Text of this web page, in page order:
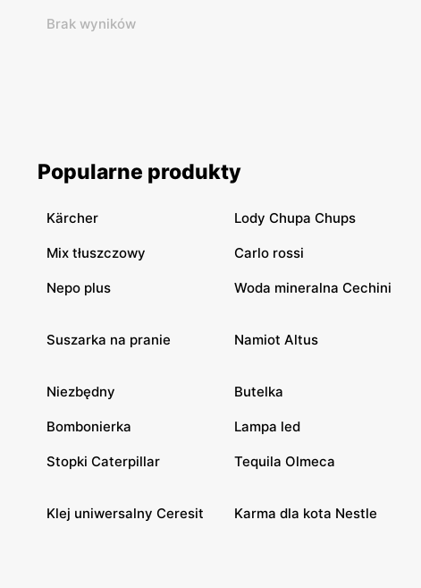
Brak wyników
Popularne produkty
Kärcher Lody Chupa Chups
Mix tłuszczowy Carlo rossi
Nepo plus Woda mineralna Cechini
Suszarka na pranie Namiot Altus
Niezbędny Butelka
Bombonierka Lampa led
Stopki Caterpillar Tequila Olmeca
Klej uniwersalny Ceresit Karma dla kota Nestle